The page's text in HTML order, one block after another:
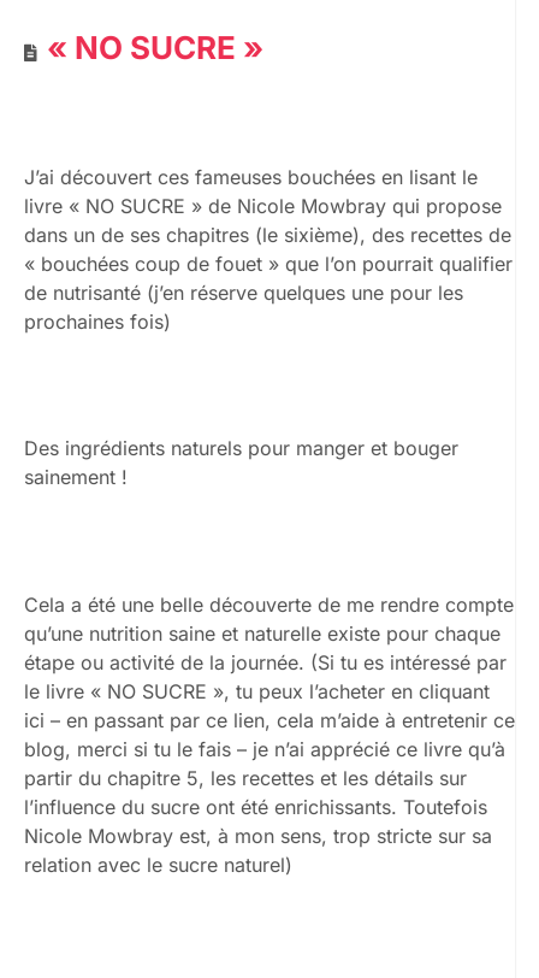
« NO SUCRE »
J’ai découvert ces fameuses bouchées en lisant le
livre « NO SUCRE » de Nicole Mowbray qui propose
dans un de ses chapitres (le sixième), des recettes de
« bouchées coup de fouet » que l’on pourrait qualifier
de nutrisanté (j’en réserve quelques une pour les
prochaines fois)
Des ingrédients naturels pour manger et bouger
sainement !
Cela a été une belle découverte de me rendre compte
qu’une nutrition saine et naturelle existe pour chaque
étape ou activité de la journée. (Si tu es intéressé par
le livre « NO SUCRE », tu peux l’acheter en cliquant
ici – en passant par ce lien, cela m’aide à entretenir ce
blog, merci si tu le fais – je n’ai apprécié ce livre qu’à
partir du chapitre 5, les recettes et les détails sur
l’influence du sucre ont été enrichissants. Toutefois
Nicole Mowbray est, à mon sens, trop stricte sur sa
relation avec le sucre naturel)